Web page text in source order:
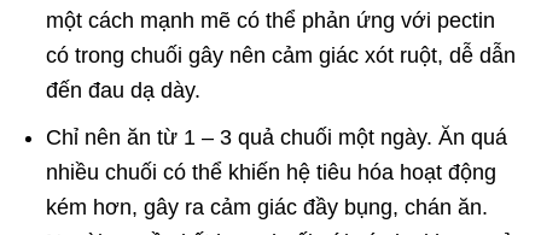
một cách mạnh mẽ có thể phản ứng với pectin
có trong chuối gây nên cảm giác xót ruột, dễ dẫn
đến đau dạ dày.
Chỉ nên ăn từ 1 – 3 quả chuối một ngày. Ăn quá
nhiều chuối có thể khiến hệ tiêu hóa hoạt động
kém hơn, gây ra cảm giác đầy bụng, chán ăn.